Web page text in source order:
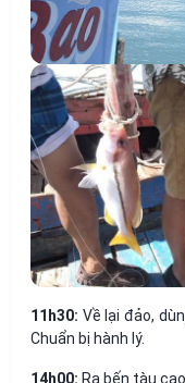
11h30: Về lại đảo,
Chuẩn bị hành lý.
14h00: Ra bến tàu